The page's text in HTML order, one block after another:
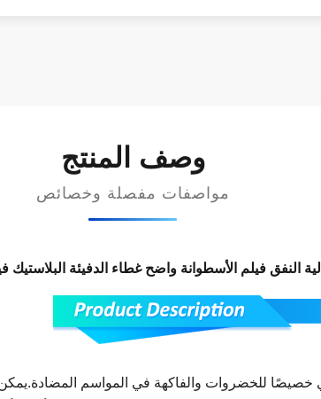
وصف المنتج
مواصفات مفصلة وخصائص
النفق فيلم الأسطوانة واضح غطاء الدفيئة البلاستيك
للخضروات والفاكهة في المواسم المضادة.يمكن